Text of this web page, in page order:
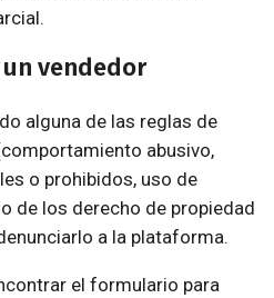
vendedor
alguna de las reglas de
abusivo,
o prohibidos, uso de
de los derecho de propiedad
a la plataforma.
el formulario para